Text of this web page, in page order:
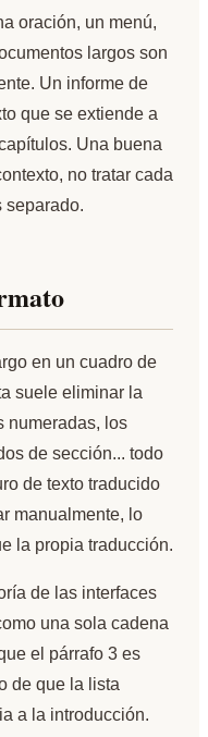
oración, un menú,
largos son
Un informe de
que se extiende a
Una buena
no tratar cada
separado.
en un cuadro de
suele eliminar la
numeradas, los
de sección... todo
de texto traducido
manualmente, lo
la propia traducción.
de las interfaces
una sola cadena
el párrafo 3 es
de que la lista
a la introducción.